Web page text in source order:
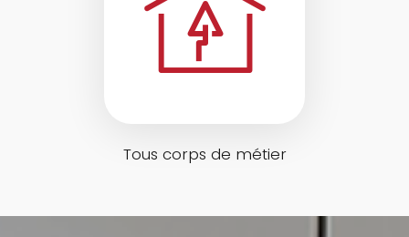
Tous corps de métier